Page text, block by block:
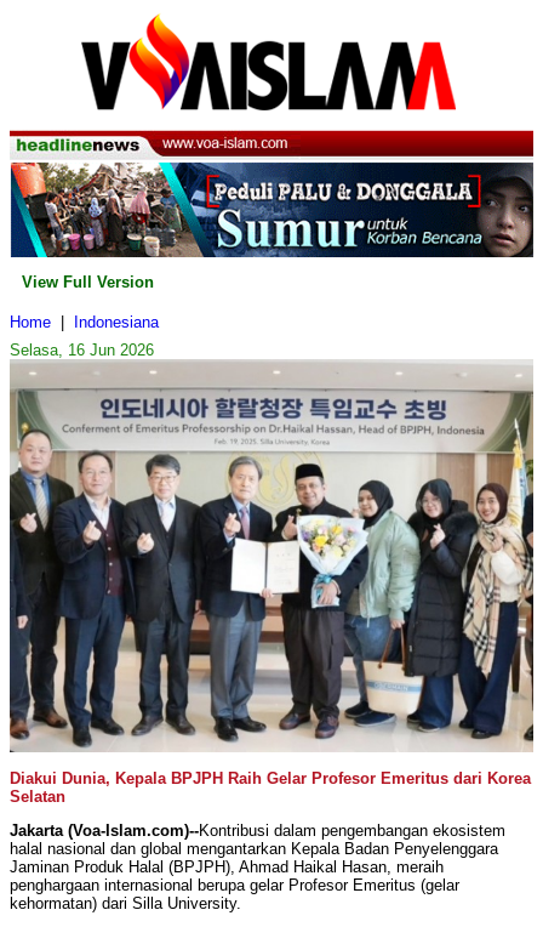
View Full Version
Home
Indonesiana
Selasa, 16 Jun 2026
Diakui Dunia, Kepala BPJPH Raih Gelar Profesor Emeritus dari Korea
Selatan
Jakarta (Voa-Islam.com)--Kontribusi dalam pengembangan ekosistem
halal nasional dan global mengantarkan Kepala Badan Penyelenggara
Jaminan Produk Halal (BPJPH), Ahmad Haikal Hasan, meraih
penghargaan internasional berupa gelar Profesor Emeritus (gelar
kehormatan) dari Silla University.